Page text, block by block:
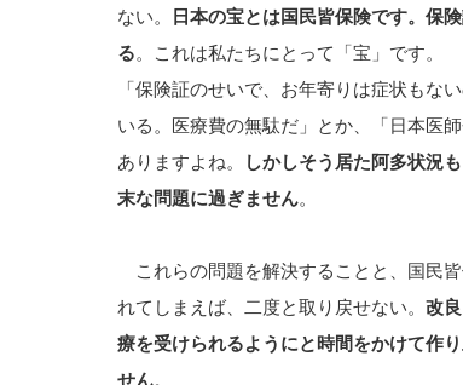
ない。
日本の宝とは国民皆保険です。保
る。これは私たちにとって「宝」です。
「保険証のせいで、お年寄りは症状もな
いる。医療費の無駄だ」とか、「日本医
ありますよね。
しかしそう居た阿多状況
末な問題に過ぎません。
これらの問題を解決することと、国民
れてしまえば、二度と取り戻せない。 改
療を受けられるようにと時間をかけて作
せん。